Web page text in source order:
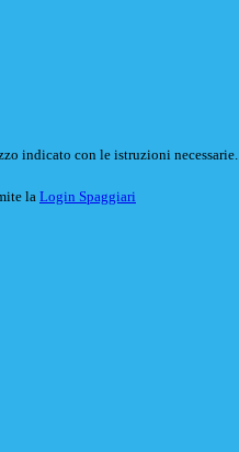
indicato con le istruzioni necessarie.
la Login Spaggiari